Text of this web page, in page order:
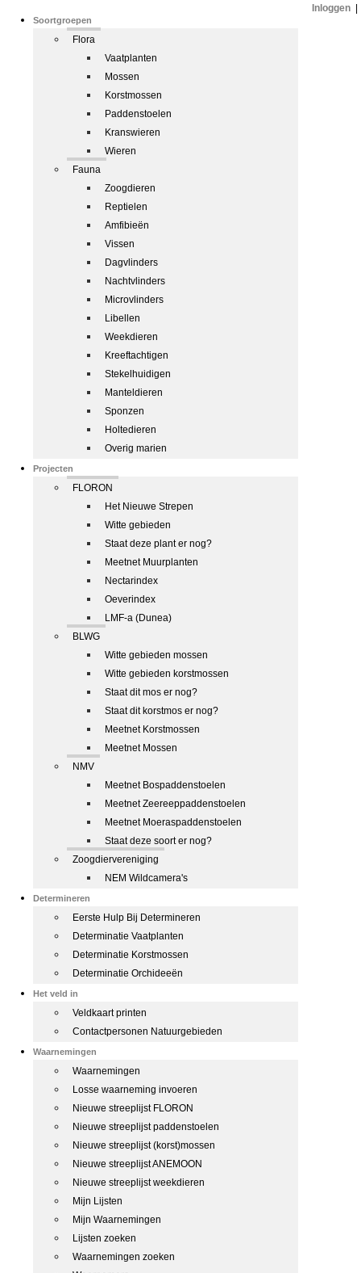
Soortgroepen
Flora
Vaatplanten
Mossen
Korstmossen
Paddenstoelen
Kranswieren
Wieren
Fauna
Zoogdieren
Reptielen
Amfibieën
Vissen
Dagvlinders
Nachtvlinders
Microvlinders
Libellen
Weekdieren
Kreeftachtigen
Stekelhuidigen
Manteldieren
Sponzen
Holtedieren
Overig marien
Projecten
FLORON
Het Nieuwe Strepen
Witte gebieden
Staat deze plant er nog?
Meetnet Muurplanten
Nectarindex
Oeverindex
LMF-a (Dunea)
BLWG
Witte gebieden mossen
Witte gebieden korstmossen
Staat dit mos er nog?
Staat dit korstmos er nog?
Meetnet Korstmossen
Meetnet Mossen
NMV
Meetnet Bospaddenstoelen
Meetnet Zeereeppaddenstoelen
Meetnet Moeraspaddenstoelen
Staat deze soort er nog?
Zoogdiervereniging
NEM Wildcamera's
Determineren
Eerste Hulp Bij Determineren
Determinatie Vaatplanten
Determinatie Korstmossen
Determinatie Orchideeën
Het veld in
Veldkaart printen
Contactpersonen Natuurgebieden
Waarnemingen
Waarnemingen
Losse waarneming invoeren
Nieuwe streeplijst FLORON
Nieuwe streeplijst paddenstoelen
Nieuwe streeplijst (korst)mossen
Nieuwe streeplijst ANEMOON
Nieuwe streeplijst weekdieren
Mijn Lijsten
Mijn Waarnemingen
Lijsten zoeken
Waarnemingen zoeken
Inloggen